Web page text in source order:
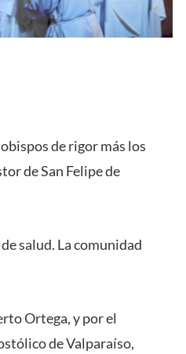
de rigor más los
de San Felipe de
salud. La comunidad
Ortega, y por el
de Valparaíso,